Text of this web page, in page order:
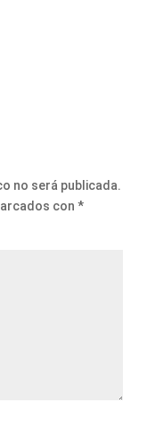
no será publicada.
con *